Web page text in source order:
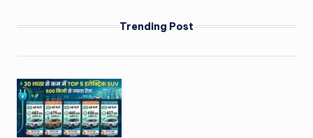
h
&
M
o
vi
Trending Post